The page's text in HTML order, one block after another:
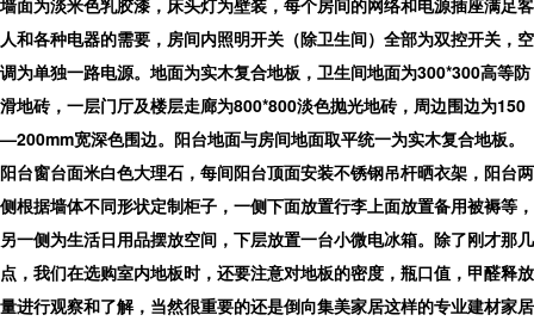
墙面为淡米色乳胶漆，床头灯为壁装，每个房间的网络和电源插座满足客
人和各种电器的需要，房间内照明开关（除卫生间）全部为双控开关，空
调为单独一路电源。地面为实木复合地板，卫生间地面为300*300高等防
滑地砖，一层门厅及楼层走廊为800*800淡色抛光地砖，周边围边为150
—200mm宽深色围边。阳台地面与房间地面取平统一为实木复合地板。
阳台窗台面米白色大理石，每间阳台顶面安装不锈钢吊杆晒衣架，阳台两
侧根据墙体不同形状定制柜子，一侧下面放置行李上面放置备用被褥等，
另一侧为生活日用品摆放空间，下层放置一台小微电冰箱。除了刚才那几
点，我们在选购室内地板时，还要注意对地板的密度，瓶口值，甲醛释放
量进行观察和了解，当然很重要的还是倒向集美家居这样的专业建材家居